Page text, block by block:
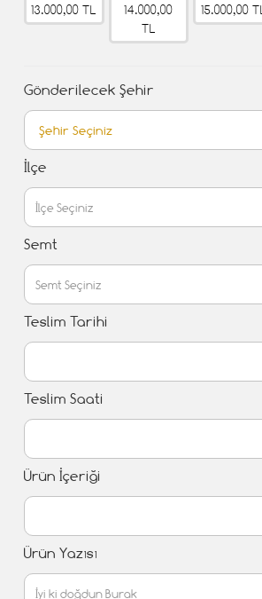
13.000,00 TL
14.000,00
TL
15.000,00 TL
Gönderilecek Şehir
İlçe
Semt
Teslim Tarihi
Teslim Saati
Ürün İçeriği
Ürün Yazısı